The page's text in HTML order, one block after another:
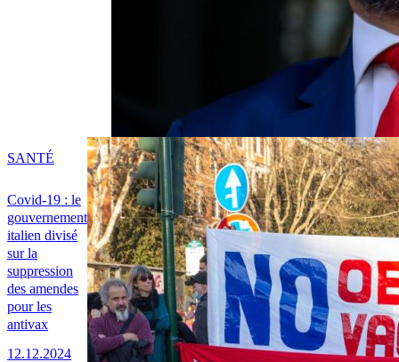
Covid-19 : le
gouvernement
italien divisé
sur la
suppression
des amendes
pour les
antivax
12.12.2024
SANTÉ